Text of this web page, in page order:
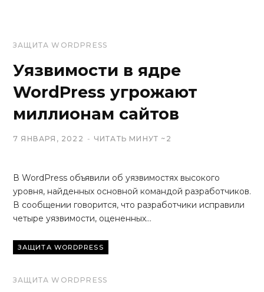
ЗАЩИТА WORDPRESS
Уязвимости в ядре
WordPress угрожают
миллионам сайтов
7 ЯНВАРЯ, 2022 ЧИТАТЬ МИНУТ ~2
В WordPress объявили об уязвимостях высокого
уровня, найденных основной командой разработчиков.
В сообщении говорится, что разработчики исправили
четыре уязвимости, оцененных…
Читать...
ЗАЩИТА WORDPRESS
ЗАЩИТА WORDPRESS